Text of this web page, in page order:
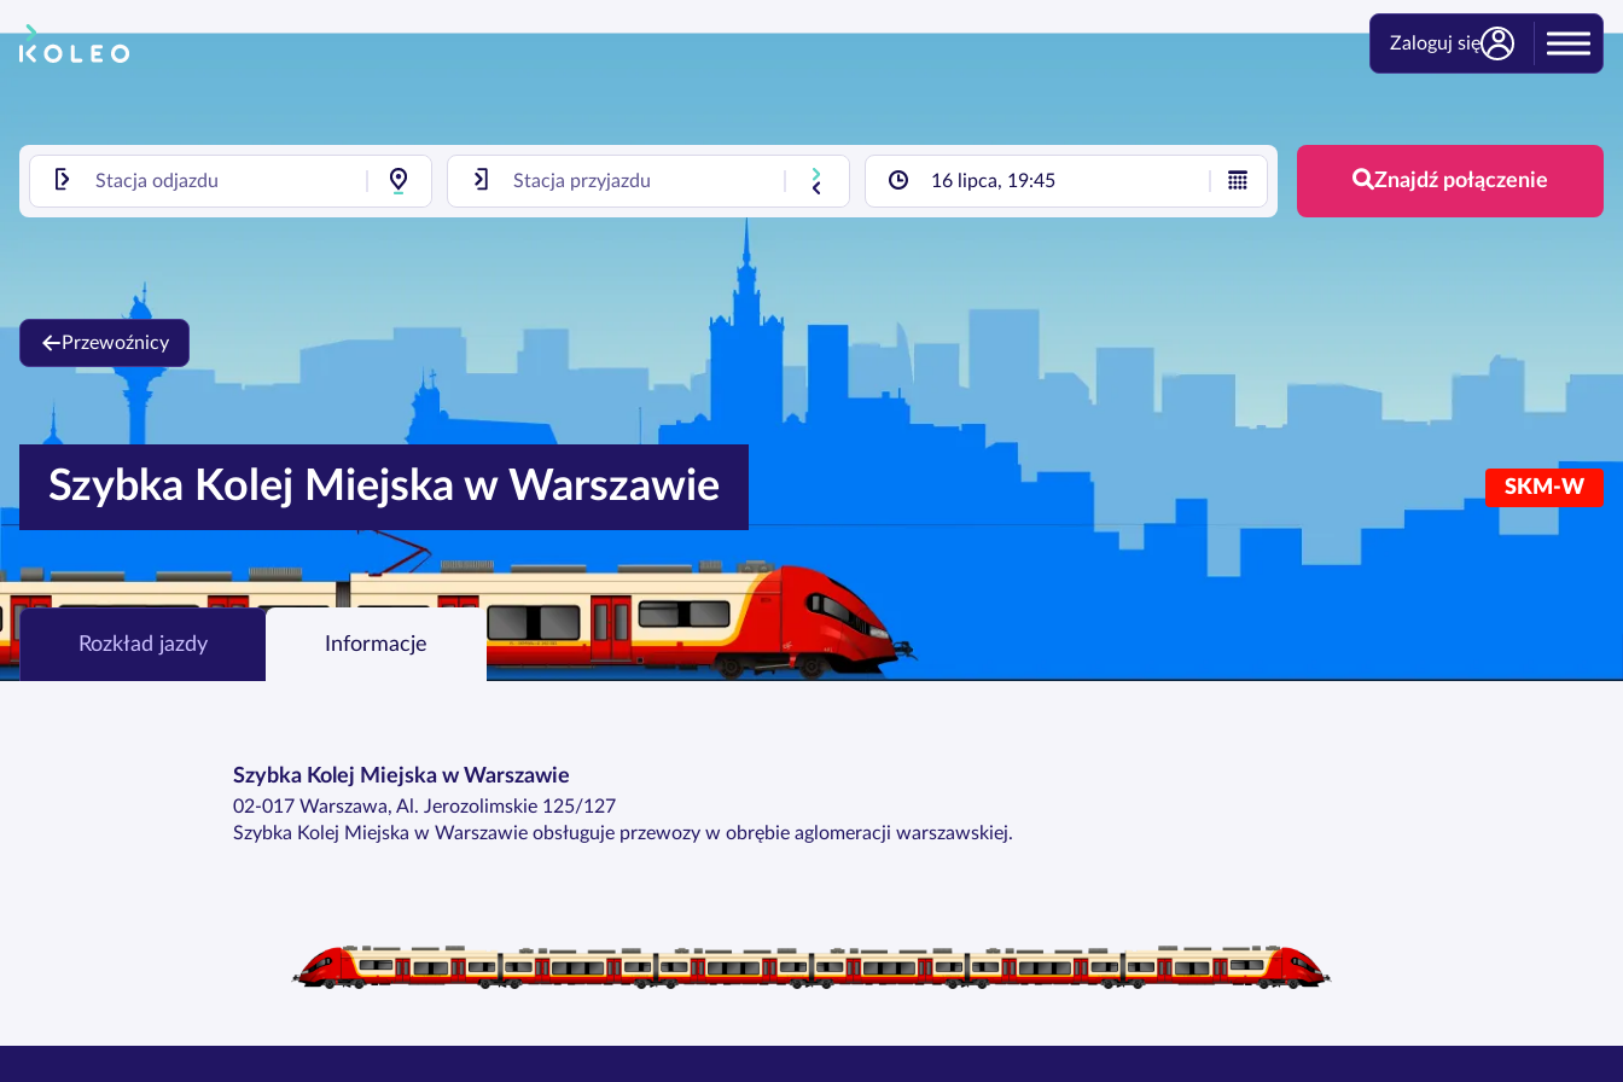
Zaloguj się
16 lipca, 19:45 Znajdź połączenie
Przewoźnicy
Szybka Kolej Miejska w Warszawie SKM-W
Rozkład jazdy Informacje
Szybka Kolej Miejska w Warszawie
02-017 Warszawa, Al. Jerozolimskie 125/127
Szybka Kolej Miejska w Warszawie obsługuje przewozy w obrębie aglomeracji warszawskiej.